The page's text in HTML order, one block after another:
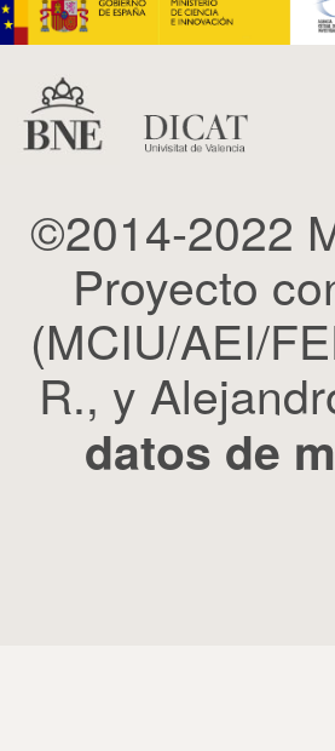
©2014-2022
Proyecto
(MCIU/AEI/
R., y
datos de